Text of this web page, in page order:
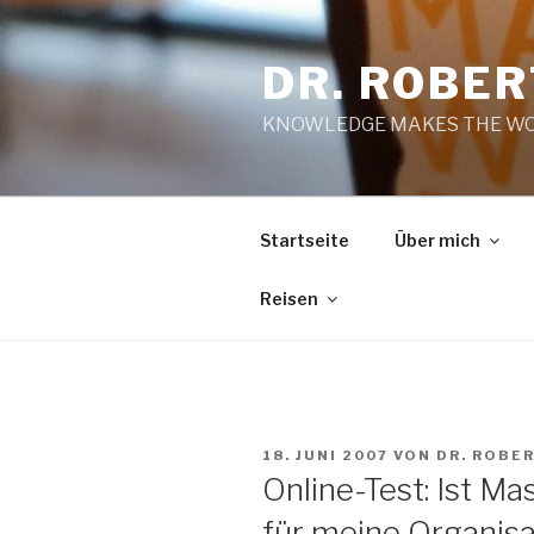
Zum
Inhalt
springen
DR.
KNOWLEDGE MAKES THE
Startseite Über mich
Reisen
VERÖFFENTLICHT
18. JUNI 2007 VON DR.
Online-Test: Ist